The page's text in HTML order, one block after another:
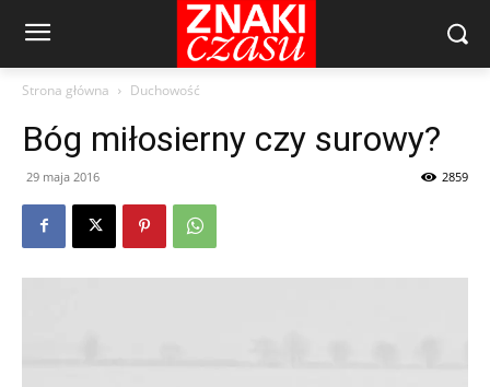
Strona główna Duchowość
Bóg miłosierny czy surowy?
29 maja 2016 2859